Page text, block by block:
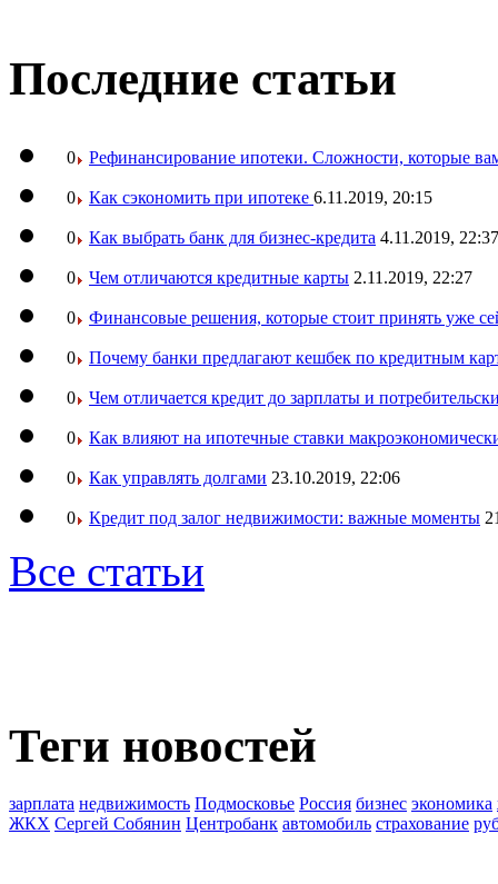
Последние статьи
0 Рефинансирование ипотеки. Сложности, которые
0 Как сэкономить при ипотеке 6.11.2019, 20:15
0 Как выбрать банк для бизнес-кредита 4.11.2019, 22:37
0 Чем отличаются кредитные карты 2.11.2019, 22:27
0 Финансовые решения, которые стоит принять уже
0 Почему банки предлагают кешбек по кредитным
0 Чем отличается кредит до зарплаты и
0 Как влияют на ипотечные ставки
0 Как управлять долгами 23.10.2019, 22:06
0 Кредит под залог недвижимости: важные моменты
Все статьи
Теги новостей
зарплата недвижимость Подмосковье Россия бизнес экономика
ЖКХ Сергей Собянин Центробанк автомобиль страхование